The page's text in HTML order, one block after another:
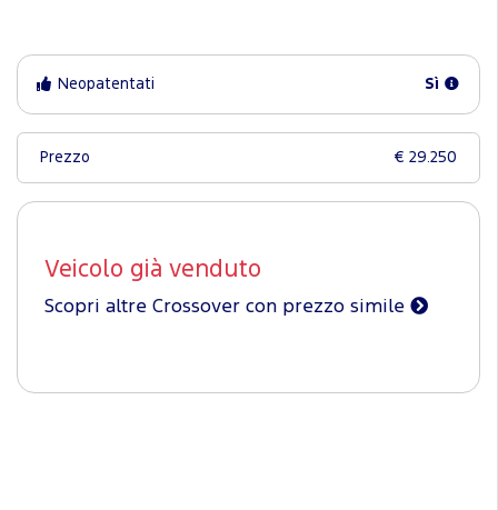
Neopatentati Sì
Prezzo € 29.250
Veicolo già venduto
Scopri altre Crossover con prezzo simile